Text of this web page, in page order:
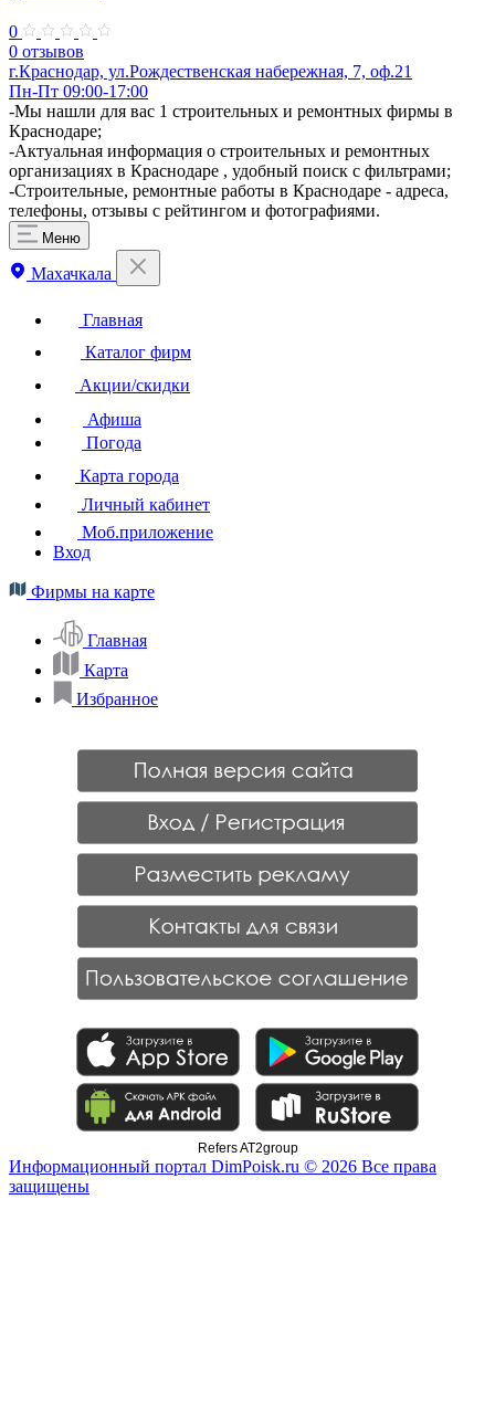
0
0 отзывов
г.Краснодар, ул.Рождественская набережная, 7, оф.21
Пн-Пт 09:00-17:00
-Мы нашли для вас 1 строительных и ремонтных фирмы в
Краснодаре;
-Актуальная информация о строительных и ремонтных
организациях в Краснодаре , удобный поиск с фильтрами;
-Строительные, ремонтные работы в Краснодаре - адреса,
телефоны, отзывы с рейтингом и фотографиями.
Меню
Махачкала
Главная
Каталог фирм
Акции/скидки
Афиша
Погода
Карта города
Личный кабинет
Моб.приложение
Вход
Фирмы на карте
Главная
Карта
Избранное
Refers AT2group
Информационный портал DimPoisk.ru © 2026 Все права
защищены